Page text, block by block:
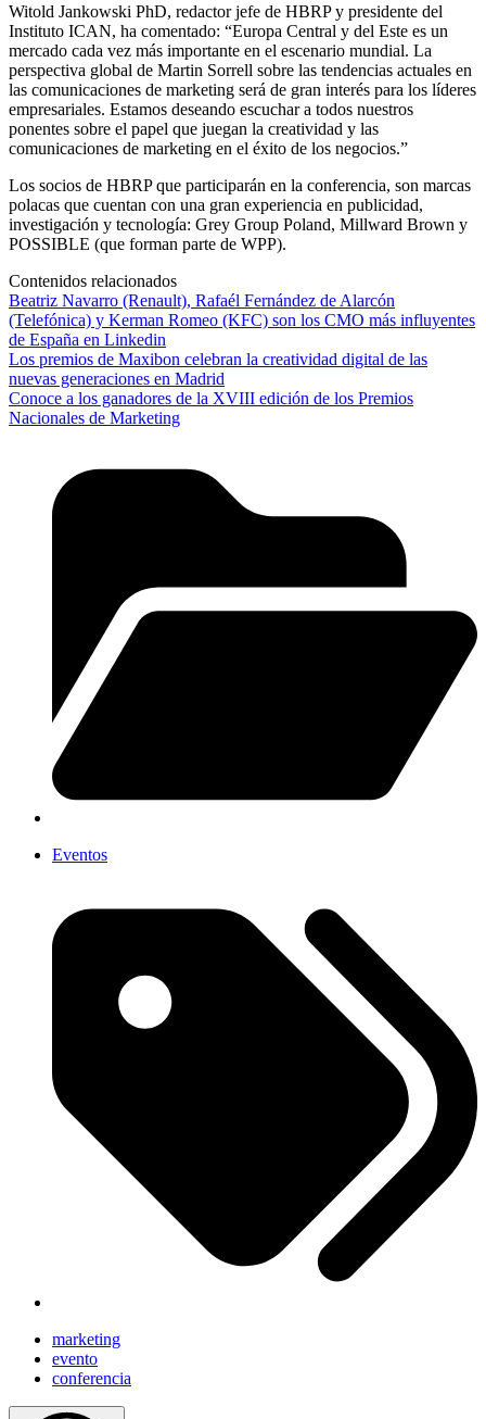
Witold Jankowski PhD, redactor jefe de HBRP y presidente del
Instituto ICAN, ha comentado: “Europa Central y del Este es un
mercado cada vez más importante en el escenario mundial. La
perspectiva global de Martin Sorrell sobre las tendencias actuales en
las comunicaciones de marketing será de gran interés para los líderes
empresariales. Estamos deseando escuchar a todos nuestros
ponentes sobre el papel que juegan la creatividad y las
comunicaciones de marketing en el éxito de los negocios.”
Los socios de HBRP que participarán en la conferencia, son marcas
polacas que cuentan con una gran experiencia en publicidad,
investigación y tecnología: Grey Group Poland, Millward Brown y
POSSIBLE (que forman parte de WPP).
Contenidos relacionados
Beatriz Navarro (Renault), Rafaél Fernández de Alarcón
(Telefónica) y Kerman Romeo (KFC) son los CMO más influyentes
de España en Linkedin
Los premios de Maxibon celebran la creatividad digital de las
nuevas generaciones en Madrid
Conoce a los ganadores de la XVIII edición de los Premios
Nacionales de Marketing
Eventos
marketing
evento
conferencia